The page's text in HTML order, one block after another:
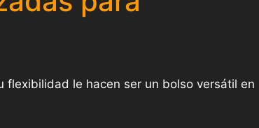
flexibilidad le hacen ser un bolso versátil en